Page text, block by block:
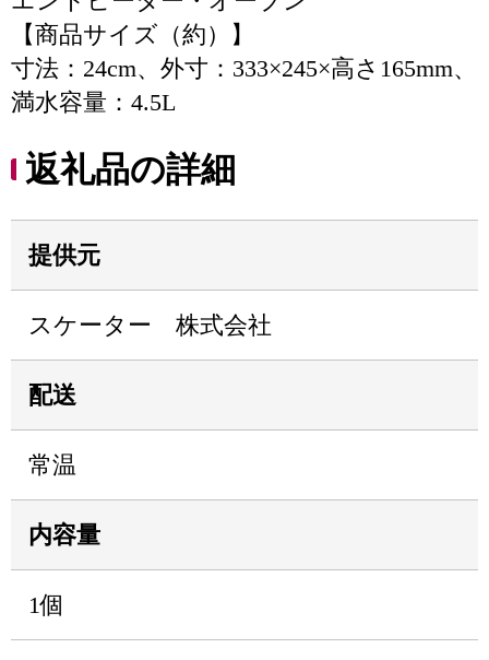
【商品サイズ（約）】
寸法：24cm、外寸：333×245×高さ165mm、
満水容量：4.5L
返礼品の詳細
提供元
スケーター 株式会社
配送
常温
内容量
1個